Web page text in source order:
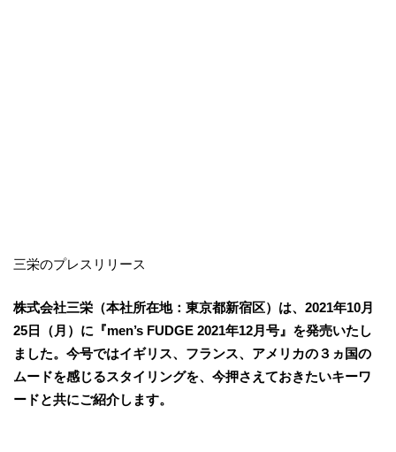
三栄のプレスリリース
株式会社三栄（本社所在地：東京都新宿区）は、2021年10月
25日（月）に『men’s FUDGE 2021年12月号』を発売いたし
ました。今号ではイギリス、フランス、アメリカの３ヵ国の
ムードを感じるスタイリングを、今押さえておきたいキーワ
ードと共にご紹介します。